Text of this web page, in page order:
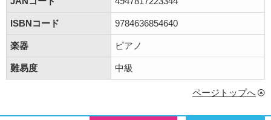
ISBNコード 9784636854640
楽器 ピアノ
難易度 中級
ページトップへ